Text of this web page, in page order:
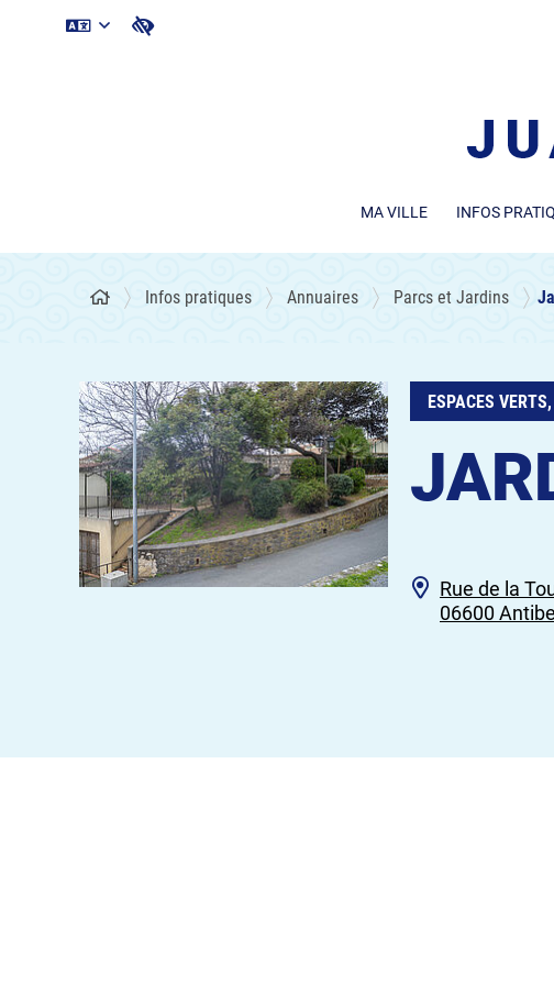
MA VILLE INFOS
Infos pratiques Annuaires Parcs et Jardins
ESPACES
Rue de la
06600